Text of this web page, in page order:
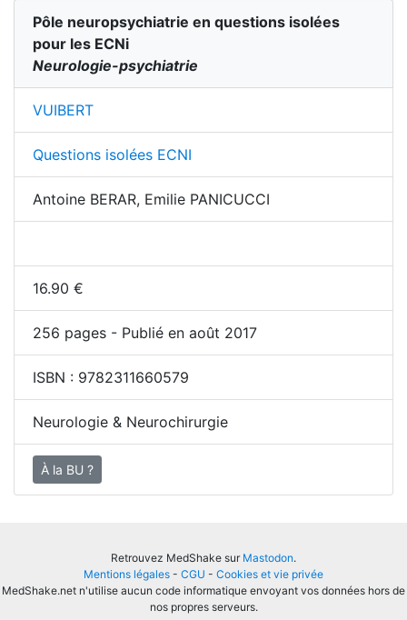
Pôle neuropsychiatrie en questions isolées
pour les ECNi
Neurologie-psychiatrie
VUIBERT
Questions isolées ECNI
Antoine BERAR, Emilie PANICUCCI
16.90 €
256 pages - Publié en août 2017
ISBN : 9782311660579
Neurologie & Neurochirurgie
À la BU ?
Retrouvez MedShake sur Mastodon.
Mentions légales - CGU - Cookies et vie privée
MedShake.net n'utilise aucun code informatique envoyant vos données hors de
nos propres serveurs.